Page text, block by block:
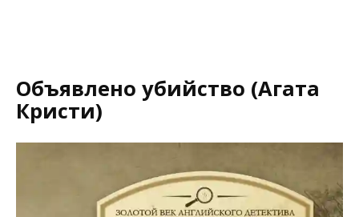
Объявлено убийство (Агата
Кристи)